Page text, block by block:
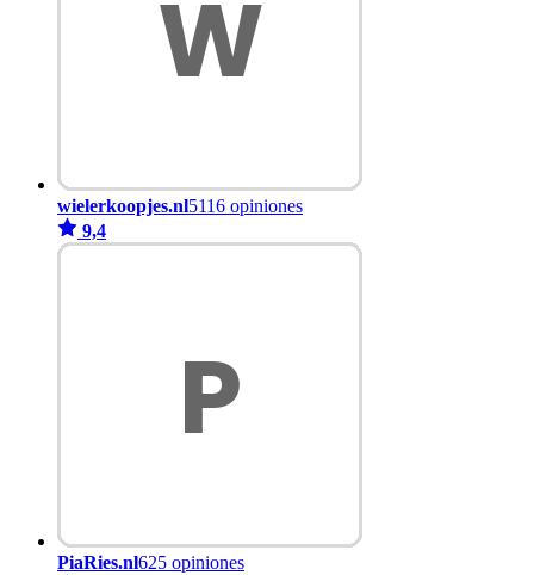
wielerkoopjes.nl5116 opiniones
9,4
PiaRies.nl625 opiniones